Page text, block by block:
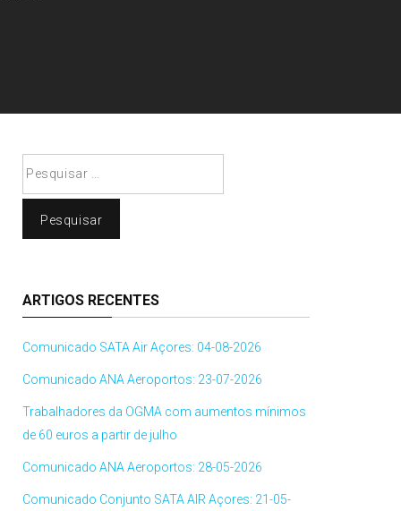
ARTIGOS RECENTES
Comunicado SATA Air Açores: 04-08-2026
Comunicado ANA Aeroportos: 23-07-2026
Trabalhadores da OGMA com aumentos mínimos
de 60 euros a partir de julho
Comunicado ANA Aeroportos: 28-05-2026
Comunicado Conjunto SATA AIR Açores: 21-05-